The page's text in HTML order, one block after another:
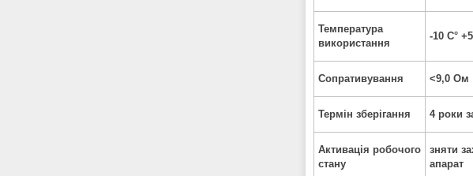
Температура
використання
-10 C°
Сопративування <9,0 Ом
Термін зберігання 4 роки
Активація робочого
стану
зняти
апарат